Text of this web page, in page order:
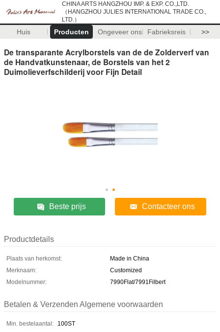
CHINA ARTS HANGZHOU IMP. & EXP. CO.,LTD.
（HANGZHOU JULIES INTERNATIONAL TRADE CO.,
LTD.）
Huis Producten Ongeveer ons Fabrieksreis >>
De transparante Acrylborstels van de de Zolderverf van
de Handvatkunstenaar, de Borstels van het 2
Duimolieverfschilderij voor Fijn Detail
Beste prijs Contacteer ons
Productdetails
Plaats van herkomst:
Made in China
Merknaam:
Customized
Modelnummer:
7990Flat/7991Filbert
Betalen & Verzenden Algemene voorwaarden
Min. bestelaantal:
100ST